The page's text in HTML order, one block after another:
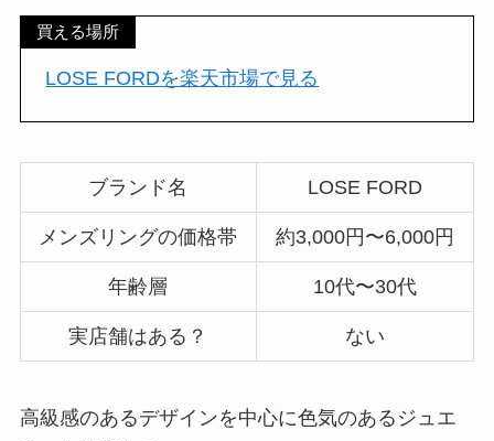
買える場所
LOSE FORDを楽天市場で見る
ブランド名 LOSE FORD
メンズリングの価格帯 約3,000円〜6,000円
年齢層 10代〜30代
実店舗はある？ ない
高級感のあるデザインを中心に色気のあるジュエ